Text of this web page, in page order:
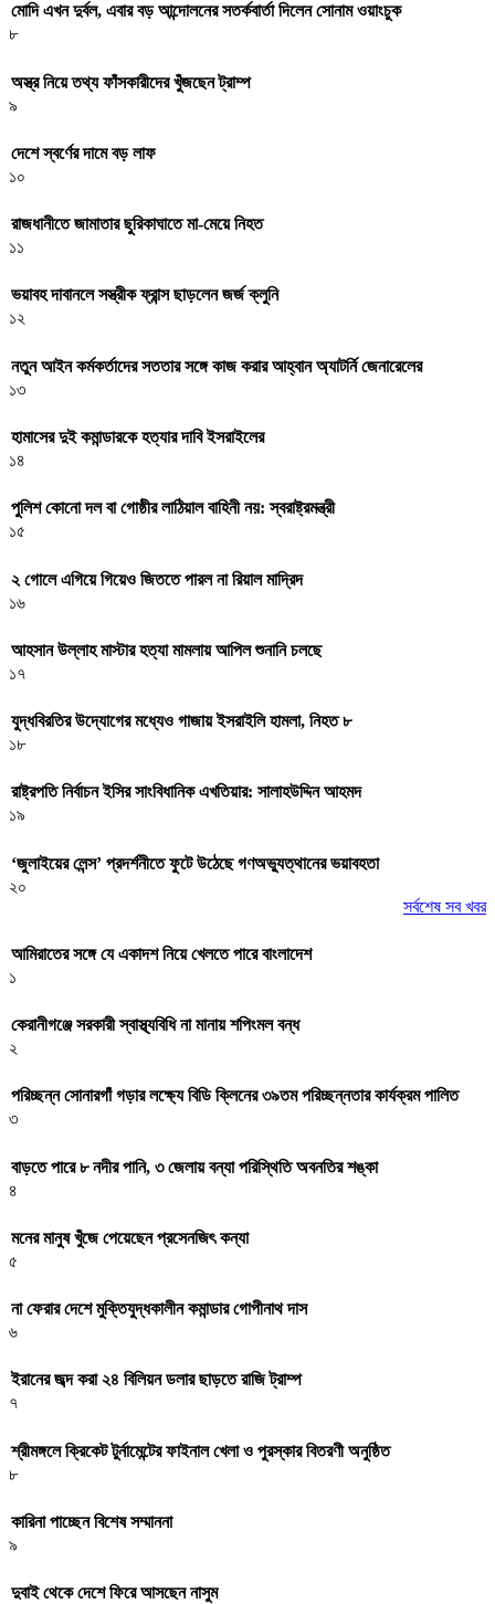
মোদি এখন দুর্বল, এবার বড় আন্দোলনের সতর্কবার্তা দিলেন সোনাম ওয়াংচুক
৮
অস্ত্র নিয়ে তথ্য ফাঁসকারীদের খুঁজছেন ট্রাম্প
৯
দেশে স্বর্ণের দামে বড় লাফ
১০
রাজধানীতে জামাতার ছুরিকাঘাতে মা-মেয়ে নিহত
১১
ভয়াবহ দাবানলে সস্ত্রীক ফ্রান্স ছাড়লেন জর্জ ক্লুনি
১২
নতুন আইন কর্মকর্তাদের সততার সঙ্গে কাজ করার আহ্বান অ্যাটর্নি জেনারেলের
১৩
হামাসের দুই কমান্ডারকে হত্যার দাবি ইসরাইলের
১৪
পুলিশ কোনো দল বা গোষ্ঠীর লাঠিয়াল বাহিনী নয়: স্বরাষ্ট্রমন্ত্রী
১৫
২ গোলে এগিয়ে গিয়েও জিততে পারল না রিয়াল মাদ্রিদ
১৬
আহসান উল্লাহ মাস্টার হত্যা মামলায় আপিল শুনানি চলছে
১৭
যুদ্ধবিরতির উদ্যোগের মধ্যেও গাজায় ইসরাইলি হামলা, নিহত ৮
১৮
রাষ্ট্রপতি নির্বাচন ইসির সাংবিধানিক এখতিয়ার: সালাহউদ্দিন আহমদ
১৯
‘জুলাইয়ের লেন্স’ প্রদর্শনীতে ফুটে উঠেছে গণঅভ্যুত্থানের ভয়াবহতা
২০
সর্বশেষ সব খবর
আমিরাতের সঙ্গে যে একাদশ নিয়ে খেলতে পারে বাংলাদেশ
১
কেরানীগঞ্জে সরকারী স্বাস্থ্যবিধি না মানায় শপিংমল বন্ধ
২
পরিচ্ছন্ন সোনারগাঁ গড়ার লক্ষ্যে বিডি ক্লিনের ৩৯তম পরিচ্ছন্নতার কার্যক্রম পালিত
৩
বাড়তে পারে ৮ নদীর পানি, ৩ জেলায় বন্যা পরিস্থিতি অবনতির শঙ্কা
৪
মনের মানুষ খুঁজে পেয়েছেন প্রসেনজিৎ কন্যা
৫
না ফেরার দেশে মুক্তিযুদ্ধকালীন কমান্ডার গোপীনাথ দাস
৬
ইরানের জব্দ করা ২৪ বিলিয়ন ডলার ছাড়তে রাজি ট্রাম্প
৭
শ্রীমঙ্গলে ক্রিকেট টুর্নামেন্টের ফাইনাল খেলা ও পুরস্কার বিতরণী অনুষ্ঠিত
৮
কারিনা পাচ্ছেন বিশেষ সম্মাননা
৯
দুবাই থেকে দেশে ফিরে আসছেন নাসুম